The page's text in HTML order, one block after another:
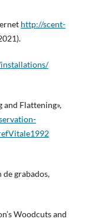
http://scent-
and Flattening»,
de grabados,
Woodcuts and